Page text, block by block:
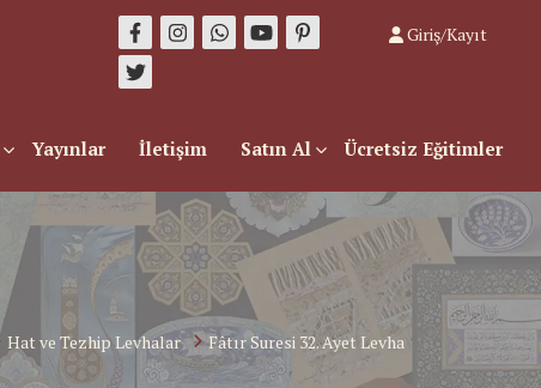
Giriş/Kayıt
Yayınlar İletişim Satın Al Ücretsiz Eğitimler
Hat ve Tezhip Levhalar Fâtır Suresi 32. Ayet Levha